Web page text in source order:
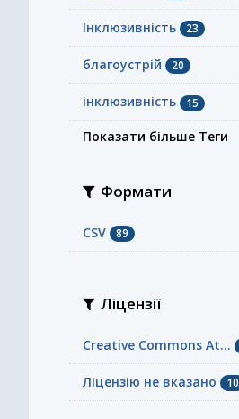
Інклюзивність 23
благоустрій 20
інклюзивність 15
Показати більше Теги
Формати
CSV 89
Ліцензії
Creative Commons At...
Ліцензію не вказано 10